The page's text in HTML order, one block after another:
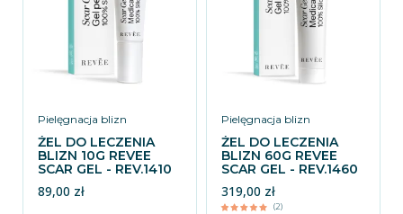
Pielęgnacja blizn
ŻEL DO LECZENIA
BLIZN 10G REVEE
SCAR GEL - REV.1410
89,00 zł
Pielęgnacja blizn
ŻEL DO LECZENIA
BLIZN 60G REVEE
SCAR GEL - REV.1460
319,00 zł
(2)